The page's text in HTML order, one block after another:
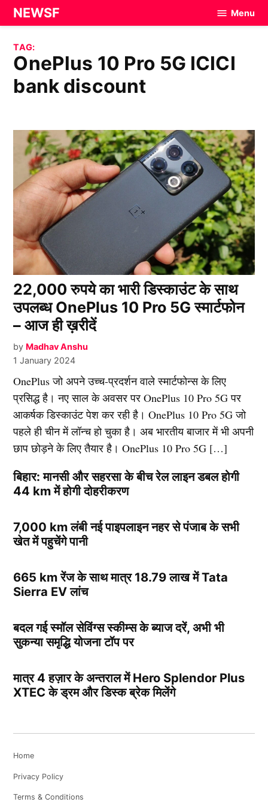
Skip
to
content
NEWSF Menu
TAG:
OnePlus 10 Pro 5G ICICI
bank discount
22,000 रुपये का भारी डिस्काउंट के साथ
उपलब्ध OnePlus 10 Pro 5G स्मार्टफोन
– आज ही ख़रीदें
by Madhav Anshu
1 January 2024
OnePlus जो अपने उच्च-प्रदर्शन वाले स्मार्टफोन्स के लिए
प्रसिद्ध है। नए साल के अवसर पर OnePlus 10 Pro 5G पर
आकर्षक डिस्काउंट पेश कर रही है। OnePlus 10 Pro 5G जो
पहले ही चीन में लॉन्च हो चुका है। अब भारतीय बाजार में भी अपनी
छाप छोड़ने के लिए तैयार है। OnePlus 10 Pro 5G […]
बिहार: मानसी और सहरसा के बीच रेल लाइन डबल होगी
44 km में होगी दोहरीकरण
7,000 km लंबी नई पाइपलाइन नहर से पंजाब के सभी
खेत में पहुचेंगे पानी
665 km रेंज के साथ मात्र 18.79 लाख में Tata
Sierra EV लांच
बदल गई स्मॉल सेविंग्स स्कीम्स के ब्याज दरें, अभी भी
सुकन्या समृद्धि योजना टॉप पर
मात्र 4 हज़ार के अन्तराल में Hero Splendor Plus
XTEC के ड्रम और डिस्क ब्रेक मिलेंगे
Home
Privacy Policy
Terms & Conditions